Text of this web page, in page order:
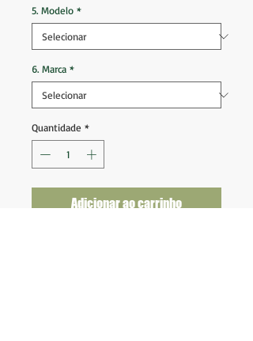
5. Modelo *
6. Marca *
Quantidade *
Adicionar ao carrinho